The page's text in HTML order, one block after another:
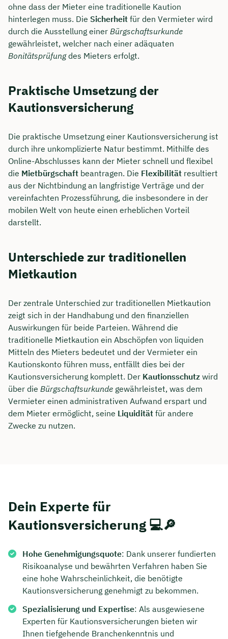
ohne dass der Mieter eine traditionelle Kaution
hinterlegen muss. Die Sicherheit für den Vermieter wird
durch die Ausstellung einer Bürgschaftsurkunde
gewährleistet, welcher nach einer adäquaten
Bonitätsprüfungdes Mieters erfolgt.
Praktische Umsetzung der
Kautionsversicherung
Die praktische Umsetzung einer Kautionsversicherung ist
durch ihre unkomplizierte Natur bestimmt. Mithilfe des
Online-Abschlusses kann der Mieter schnell und flexibel
die Mietbürgschaft beantragen. Die Flexibilität resultiert
aus der Nichtbindung an langfristige Verträge und der
vereinfachten Prozessführung, die insbesondere in der
mobilen Welt von heute einen erheblichen Vorteil
darstellt.
Unterschiede zur traditionellen
Mietkaution
Der zentrale Unterschied zur traditionellen Mietkaution
zeigt sich in der Handhabung und den finanziellen
Auswirkungen für beide Parteien. Während die
traditionelle Mietkaution ein Abschöpfen von liquiden
Mitteln des Mieters bedeutet und der Vermieter ein
Kautionskonto führen muss, entfällt dies bei der
Kautionsversicherung komplett. Der Kautionsschutz wird
über die Bürgschaftsurkunde gewährleistet, was dem
Vermieter einen administrativen Aufwand erspart und
dem Mieter ermöglicht, seine Liquidität für andere
Zwecke zu nutzen.
Dein Experte für
Kautionsversicherung 💻🔎
Hohe Genehmigungsquote: Dank unserer fundierten
Risikoanalyse und bewährten Verfahren haben Sie
eine hohe Wahrscheinlichkeit, die benötigte
Kautionsversicherung genehmigt zu bekommen.
Spezialisierung und Expertise: Als ausgewiesene
Experten für Kautionsversicherungen bieten wir
Ihnen tiefgehende Branchenkenntnis und